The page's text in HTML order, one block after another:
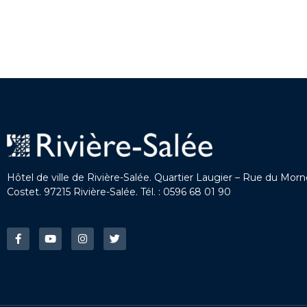
Hôtel de ville de Rivière-Salée. Quartier Laugier – Rue du
Costet. 97215 Rivière-Salée. Tél. : 0596 68 01 90